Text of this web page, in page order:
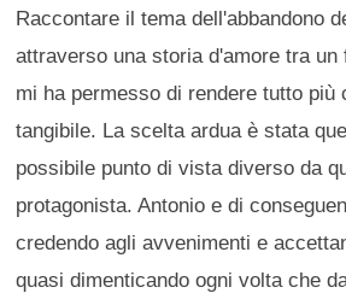
Raccontare il tema dell'abbandono
attraverso una storia d'amore tra un
mi ha permesso di rendere tutto più
tangibile. La scelta ardua è stata
possibile punto di vista diverso da
protagonista. Antonio e di
credendo agli avvenimenti e
quasi dimenticando ogni volta che